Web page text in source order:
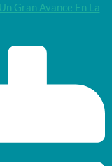
Gran Avance En La